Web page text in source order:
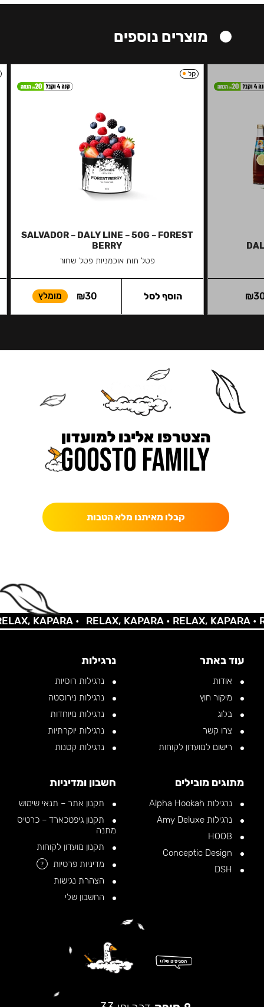
מוצרים נוספים
₪
קל
SALVADOR – DALY LINE – 50G – FOREST
BERRY
פטל תות אוכמניות פטל שחור
₪30 מומלץ הוסף לסל
הצטרפו אלינו למועדון
קבלו מאיתנו מלא הטבות
KAPARA • RELAX, KAPARA •RELAX, KAPARA •
עוד באתר
אודות
מיקור חוץ
בלוג
צרו קשר
רישום למועדון לקוחות
נרגילות
נרגילות רוסיות
נרגילות נירוסטה
נרגילות מיוחדות
נרגילות יוקרתיות
נרגילות קטנות
מתוגים מובילים
נרגילות Alpha Hookah
נרגילות Amy Deluxe
חשבון ומדיניות
תקנון אתר – תנאי שימוש
תקנון גיפטכארד – כרטיס
מתנה
תקנון מועדון לקוחות
מדיניות פרטיות
?
הצהרת נגישות
החשבון שלי